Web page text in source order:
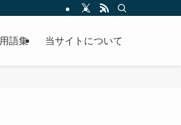
用語集 当サイトについて